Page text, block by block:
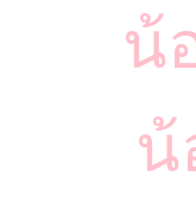
น้
น้